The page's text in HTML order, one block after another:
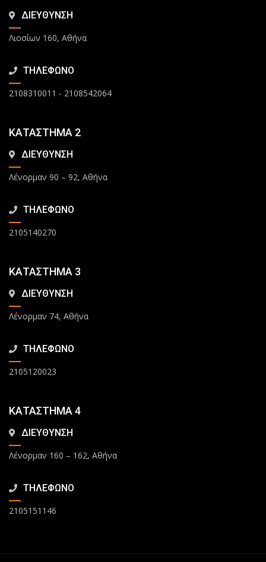
ΔΙΕΥΘΥΝΣΗ
Λιοσίων 160, Αθήνα
ΤΗΛΕΦΩΝΟ
2108310011 - 2108542064
ΚΑΤΑΣΤΗΜΑ 2
ΔΙΕΥΘΥΝΣΗ
Λένορμαν 90 – 92, Αθήνα
ΤΗΛΕΦΩΝΟ
2105140270
ΚΑΤΑΣΤΗΜΑ 3
ΔΙΕΥΘΥΝΣΗ
Λένορμαν 74, Αθήνα
ΤΗΛΕΦΩΝΟ
2105120023
ΚΑΤΑΣΤΗΜΑ 4
ΔΙΕΥΘΥΝΣΗ
Λένορμαν 160 – 162, Αθήνα
ΤΗΛΕΦΩΝΟ
2105151146